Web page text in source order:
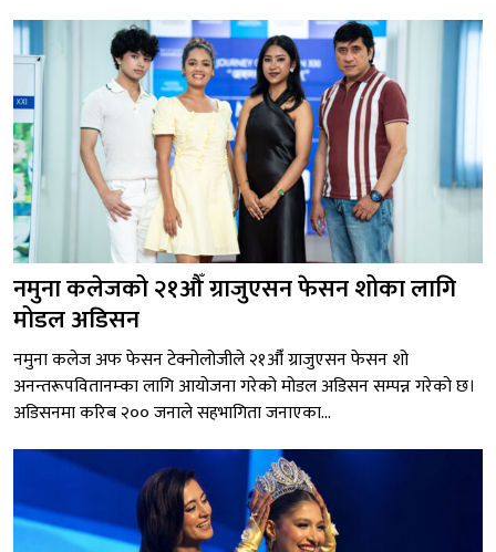
नमुना कलेजको २१औँ ग्राजुएसन फेसन शोका लागि
मोडल अडिसन
नमुना कलेज अफ फेसन टेक्नोलोजीले २१औँ ग्राजुएसन फेसन शो
अनन्तरूपवितानम्का लागि आयोजना गरेको मोडल अडिसन सम्पन्न गरेको छ।
अडिसनमा करिब २०० जनाले सहभागिता जनाएका...